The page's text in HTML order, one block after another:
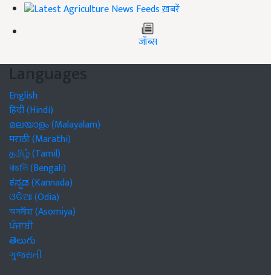
ख़बरें
जॉब्स
Languages
English
हिंदी (Hindi)
മലയാളം (Malayalam)
मराठी (Marathi)
தமிழ் (Tamil)
বাঙালি (Bengali)
ಕನ್ನಡ (Kannada)
ଓଡିଆ (Odia)
অসমীয়া (Asomiya)
ਪੰਜਾਬੀ
తెలుగు
ગુજરાતી